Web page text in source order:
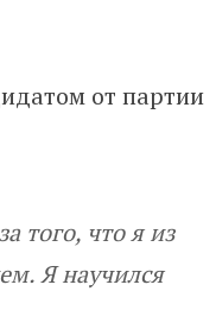
от партии
того, что я из
Я научился